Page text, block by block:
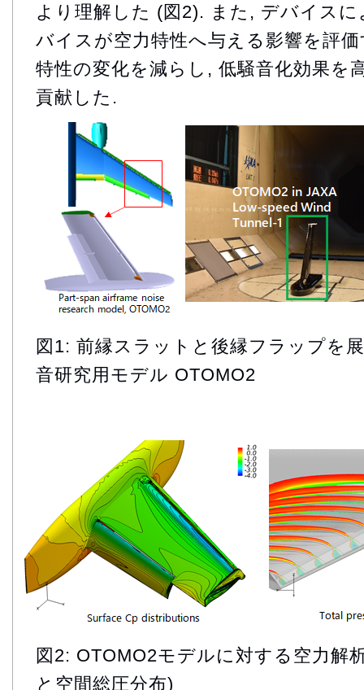
より理解した (図2). また, デバイス
バイスが空力特性へ与える影響を評
特性の変化を減らし, 低騒音化効果を
貢献した.
図1: 前縁スラットと後縁フラップを
音研究用モデル OTOMO2
図2: OTOMO2モデルに対する空力解
と空間総圧分布)